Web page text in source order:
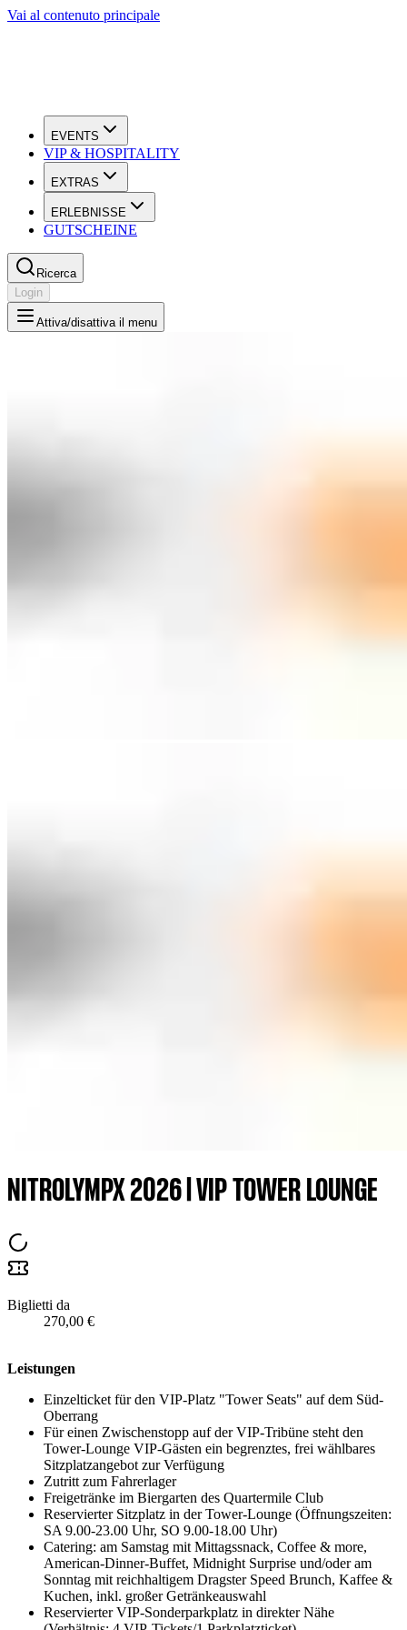
Vai al contenuto principale
EVENTS
VIP & HOSPITALITY
EXTRAS
ERLEBNISSE
GUTSCHEINE
Ricerca
Login
Attiva/disattiva il menu
NITROLYMPX 2026 | VIP TOWER LOUNGE
Biglietti da
270,00 €
Leistungen
Einzelticket für den VIP-Platz "Tower Seats" auf dem Süd-
Oberrang
Für einen Zwischenstopp auf der VIP-Tribüne steht den
Tower-Lounge VIP-Gästen ein begrenztes, frei wählbares
Sitzplatzangebot zur Verfügung
Zutritt zum Fahrerlager
Freigetränke im Biergarten des Quartermile Club
Reservierter Sitzplatz in der Tower-Lounge (Öffnungszeiten:
SA 9.00-23.00 Uhr, SO 9.00-18.00 Uhr)
Catering: am Samstag mit Mittagssnack, Coffee & more,
American-Dinner-Buffet, Midnight Surprise und/oder am
Sonntag mit reichhaltigem Dragster Speed Brunch, Kaffee &
Kuchen, inkl. großer Getränkeauswahl
Reservierter VIP-Sonderparkplatz in direkter Nähe